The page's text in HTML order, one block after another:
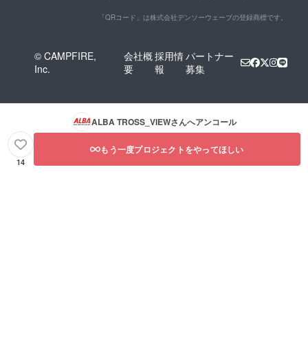
「QRコード」は株式会社デンソーウェーブの登録商標です。
© CAMPFIRE,
Inc.
会社概
要
採用情
報
パートナー
募集
ALBA TROSS_VIEWさんへアンコール
14
もう一度プロジェクトをやってほしい